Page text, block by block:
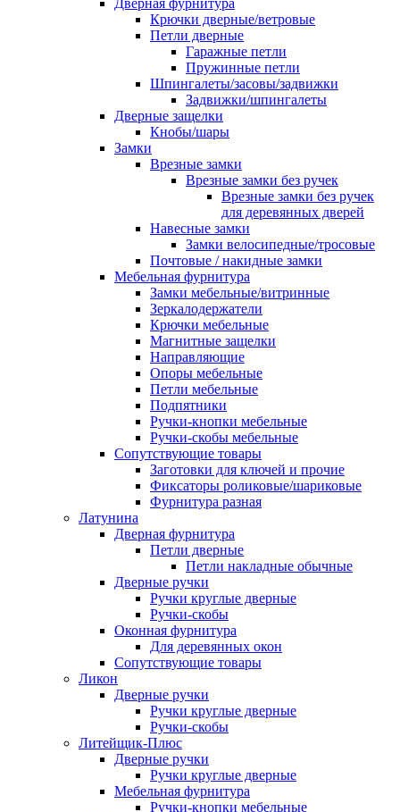
Дверная фурнитура
Крючки дверные/ветровые
Петли дверные
Гаражные петли
Пружинные петли
Шпингалеты/засовы/задвижки
Задвижки/шпингалеты
Дверные защелки
Кнобы/шары
Замки
Врезные замки
Врезные замки без ручек
Врезные замки без ручек
для деревянных дверей
Навесные замки
Замки велосипедные/тросовые
Почтовые / накидные замки
Мебельная фурнитура
Замки мебельные/витринные
Зеркалодержатели
Крючки мебельные
Магнитные защелки
Направляющие
Опоры мебельные
Петли мебельные
Подпятники
Ручки-кнопки мебельные
Ручки-скобы мебельные
Сопутствующие товары
Заготовки для ключей и прочие
Фиксаторы роликовые/шариковые
Фурнитура разная
Латунина
Дверная фурнитура
Петли дверные
Петли накладные обычные
Дверные ручки
Ручки круглые дверные
Ручки-скобы
Оконная фурнитура
Для деревянных окон
Сопутствующие товары
Ликон
Дверные ручки
Ручки круглые дверные
Ручки-скобы
Литейщик-Плюс
Дверные ручки
Ручки круглые дверные
Мебельная фурнитура
Ручки-кнопки мебельные